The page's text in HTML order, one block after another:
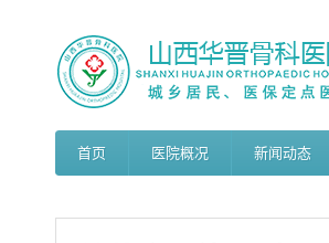
首页 医院概况 新闻动态